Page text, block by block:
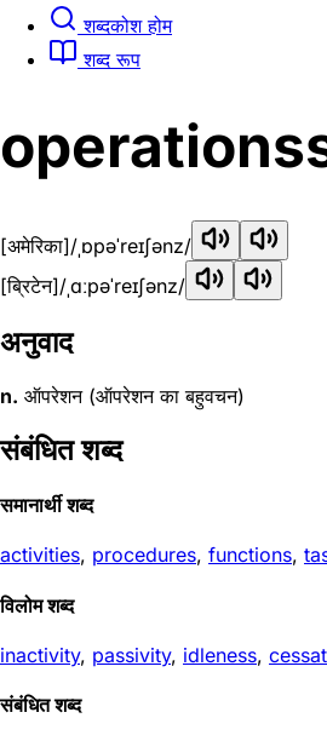
शब्दकोश होम
शब्द रूप
[अमेरिका]/ˌɒpəˈreɪʃənz/
[ब्रिटेन]/ˌɑːpəˈreɪʃənz/
अनुवाद
n. ऑपरेशन (ऑपरेशन का बहुवचन)
संबंधित शब्द
समानार्थी शब्द
activities, procedures, functions,
विलोम शब्द
inactivity, passivity, idleness,
संबंधित शब्द